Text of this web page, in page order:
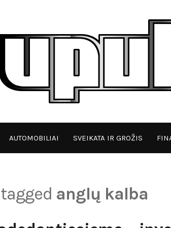
AUTOMOBILIAI SVEIKATA IR GROŽIS
anglų kalba